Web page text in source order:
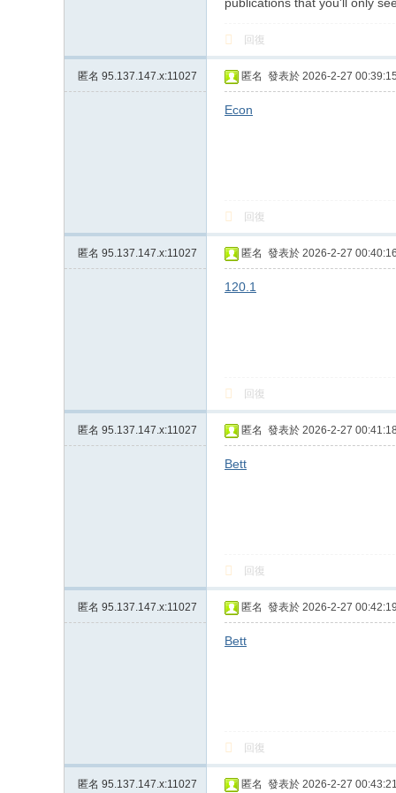
回復
匿名 95.137.147.x:11027 匿名 發表於 2026-2-27 00:39:15
Econ
回復
匿名 95.137.147.x:11027 匿名 發表於 2026-2-27 00:40:16
120.1
回復
匿名 95.137.147.x:11027 匿名 發表於 2026-2-27 00:41:18
Bett
回復
匿名 95.137.147.x:11027 匿名 發表於 2026-2-27 00:42:19
Bett
回復
匿名 95.137.147.x:11027 匿名 發表於 2026-2-27 00:43:21